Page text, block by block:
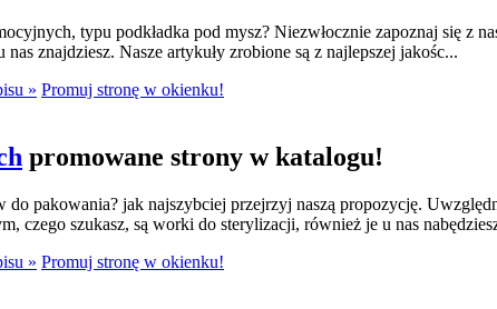
typu podkładka pod mysz? Niezwłocznie zapoznaj się z
znajdziesz. Nasze artykuły zrobione są z najlepszej jakośc...
» Promuj stronę w okienku!
promowane strony w katalogu!
do pakowania? jak najszybciej przejrzyj naszą propozycję.
czego szukasz, są worki do sterylizacji, również je u nas
» Promuj stronę w okienku!